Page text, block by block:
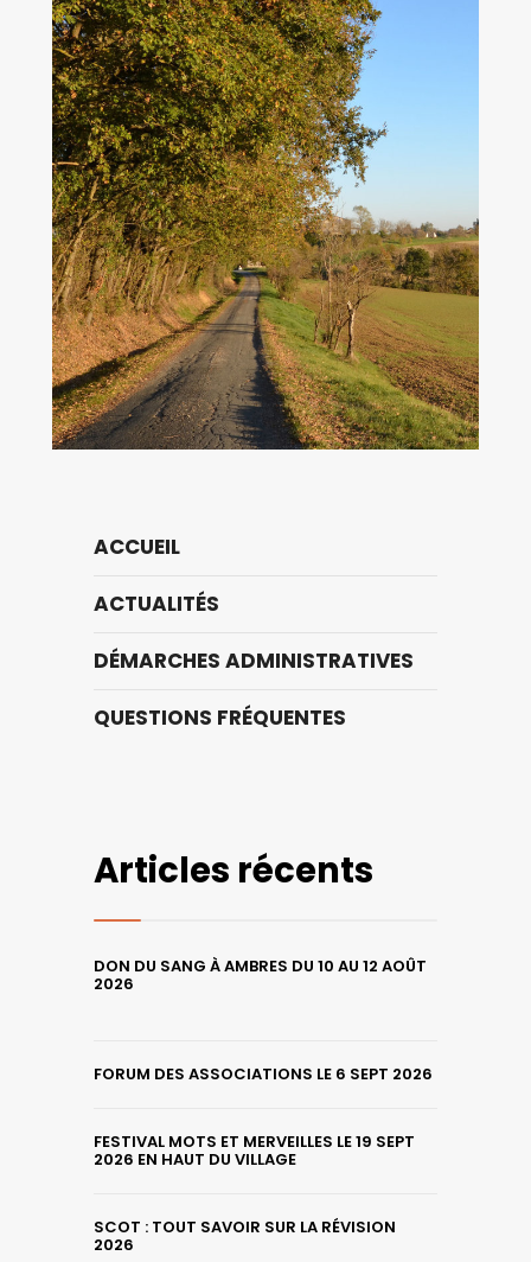
ACCUEIL
ACTUALITÉS
DÉMARCHES ADMINISTRATIVES
QUESTIONS FRÉQUENTES
Articles récents
DON DU SANG À AMBRES DU 10 AU 12 AOÛT
2026
FORUM DES ASSOCIATIONS LE 6 SEPT 2026
FESTIVAL MOTS ET MERVEILLES LE 19 SEPT
2026 EN HAUT DU VILLAGE
SCOT : TOUT SAVOIR SUR LA RÉVISION
2026